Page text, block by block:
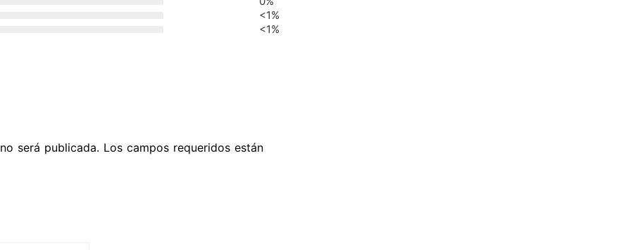
<1%
<1%
será publicada. Los campos requeridos están